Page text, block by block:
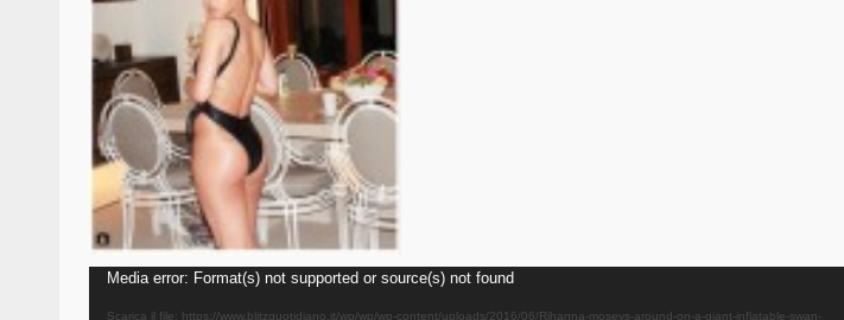
Video
Player
Media error: Format(s) not supported or source(s) not found
Scarica il file: https://www.blitzquotidiano.it/wp/wp/wp-content/uploads/2016/06/Rihanna-moseys-around-on-a-giant-inflatable-swan-